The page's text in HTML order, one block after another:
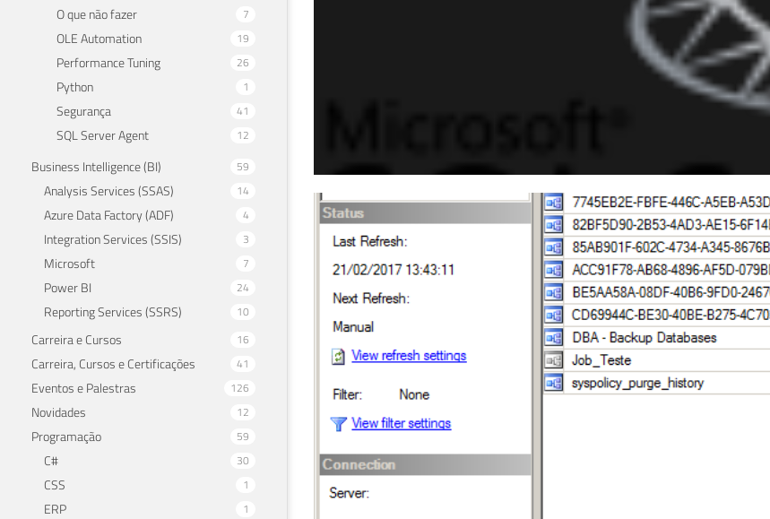
O que não fazer 7
OLE Automation 19
Performance Tuning 26
Python 1
Segurança 41
SQL Server Agent 12
Business Intelligence (BI) 59
Analysis Services (SSAS) 14
Azure Data Factory (ADF) 4
Integration Services (SSIS) 3
Microsoft 7
Power BI 24
Reporting Services (SSRS) 10
Carreira e Cursos 16
Carreira, Cursos e Certificações 41
Eventos e Palestras 126
Novidades 12
Programação 59
C# 30
CSS 1
ERP 1
SQL Server - Entendendo as
Agent (SQLAgentUserRole,
SQLAgentOperatorRole)
28 de fevereiro de 2017 7 min de leitura